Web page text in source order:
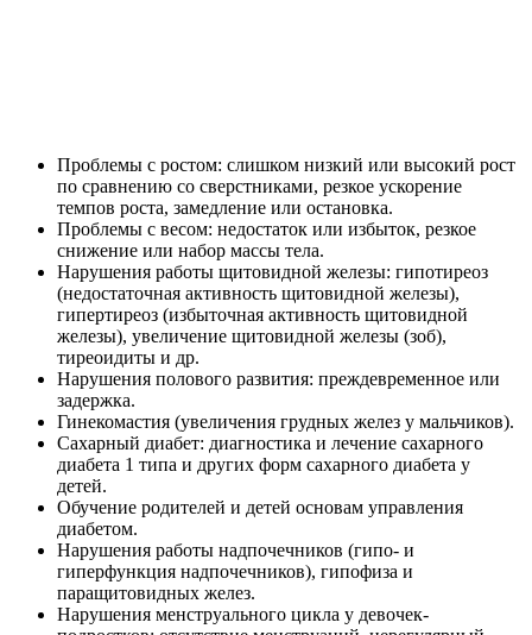
Проблемы с ростом: слишком низкий или высокий рост
по сравнению со сверстниками, резкое ускорение
темпов роста, замедление или остановка.
Проблемы с весом: недостаток или избыток, резкое
снижение или набор массы тела.
Нарушения работы щитовидной железы: гипотиреоз
(недостаточная активность щитовидной железы),
гипертиреоз (избыточная активность щитовидной
железы), увеличение щитовидной железы (зоб),
тиреоидиты и др.
Нарушения полового развития: преждевременное или
задержка.
Гинекомастия (увеличения грудных желез у мальчиков).
Сахарный диабет: диагностика и лечение сахарного
диабета 1 типа и других форм сахарного диабета у
детей.
Обучение родителей и детей основам управления
диабетом.
Нарушения работы надпочечников (гипо- и
гиперфункция надпочечников), гипофиза и
паращитовидных желез.
Нарушения менструального цикла у девочек-